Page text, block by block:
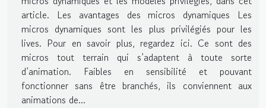
article. Les avantages des micros dynamiques Les
micros dynamiques sont les plus privilégiés pour les
lives. Pour en savoir plus, regardez ici. Ce sont des
micros tout terrain qui s’adaptent à toute sorte
d’animation. Faibles en sensibilité et pouvant
fonctionner sans être branchés, ils conviennent aux
animations de...